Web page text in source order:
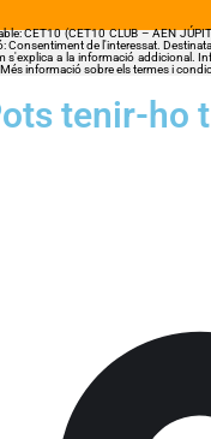
CET10 (CET10 CLUB – AEN
de l'interessat.
a la informació addicional.
informació sobre els termes i
tenir-ho